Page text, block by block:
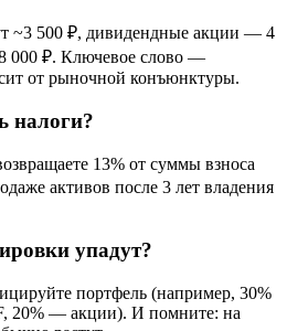
~3 500 ₽, дивидендные акции — 4
₽. Ключевое слово —
от рыночной конъюнктуры.
налоги?
13% от суммы взноса
активов после 3 лет владения
упадут?
портфель (например, 30%
20% — акции). И помните: на